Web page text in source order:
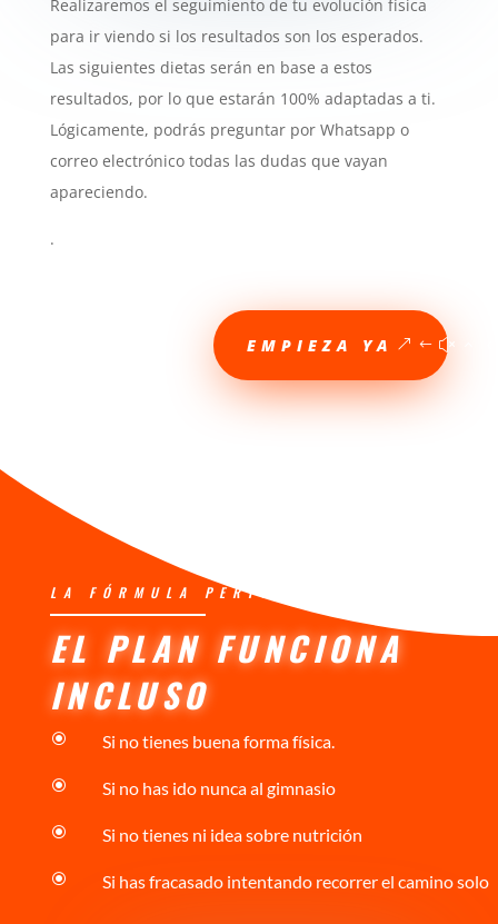
Realizaremos el seguimiento de tu evolución física
para ir viendo si los resultados son los esperados.
Las siguientes dietas serán en base a estos
resultados, por lo que estarán 100% adaptadas a ti.
Lógicamente, podrás preguntar por Whatsapp o
correo electrónico todas las dudas que vayan
apareciendo.
.
EMPIEZA YA
LA FÓRMULA PERFECTA
EL PLAN FUNCIONA
INCLUSO
\ Si no tienes buena forma física.
\ Si no has ido nunca al gimnasio
\ Si no tienes ni idea sobre nutrición
\ Si has fracasado intentando recorrer el camino solo